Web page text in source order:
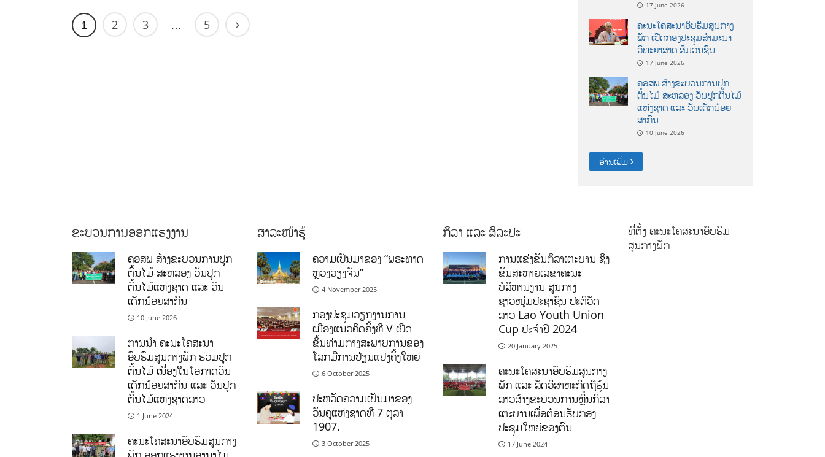
1 2 3 … 5
17 June 2026
ຄະນະໂຄສະນາອົບຮົມສູນກາງ
ພັກ ເປີດກອງປະຊຸມສຳມະນາ
ວິທະຍາສາດ ສຶ່ມວນຊົນ
17 June 2026
ຄອສພ ສ້າງຂະບວນການປູກ
ຕົ້ນໄມ້ ສະຫລອງ ວັນປູກຕົ້ນໄມ້
ແຫ່ງຊາດ ແລະ ວັນເດັກນ້ອຍ
ສາກົນ
10 June 2026
ອ່ານເພີ່ມ
ຂະບວນການອອກແຮງງານ
ຄອສພ ສ້າງຂະບວນການປູກ
ຕົ້ນໄມ້ ສະຫລອງ ວັນປູກ
ຕົ້ນໄມ້ແຫ່ງຊາດ ແລະ ວັນ
ເດັກນ້ອຍສາກົນ
10 June 2026
ການນໍາ ຄະນະໂຄສະນາ
ອົບຮົມສູນກາງພັກ ຮ່ວມປູກ
ຕົ້ນໄມ້ ເນື່ອງໃນໂອກາດວັນ
ເດັກນ້ອຍສາກົນ ແລະ ວັນປູກ
ຕົ້ນໄມ້ແຫ່ງຊາດລາວ
1 June 2024
ຄະນະໂຄສະນາອົບຮົມສູນກາງ
ສາລະໜ້າຮູ້
ຄວາມເປັນມາຂອງ “ພຣະທາດ
ຫຼວງວຽງຈັນ”
4 November 2025
ກອງປະຊຸມວຽກງານການ
ເມືອງແນວຄິດຄັ້ງທີ V ເປີດ
ຂຶ້ນທ່າມກາງສະພາບການຂອງ
ໂລກມີການປ່ຽນແປງຄັ້ງໃຫຍ່
6 October 2025
ປະຫວັດຄວາມເປັນມາຂອງ
ວັນຄູແຫ່ງຊາດທີ 7 ຕຸລາ
1907.
3 October 2025
ກິລາ ແລະ ສິລະປະ
ການແຂ່ງຂັນກິລາເຕະບານ ຊິງ
ຂັນສະຫາຍເລຂາຄະນະ
ບໍລິຫານງານ ສູນກາງ
ຊາວໜຸ່ມປະຊາຊົນ ປະຕິວັດ
ລາວ Lao Youth Union
Cup ປະຈຳປີ 2024
20 January 2025
ຄະນະໂຄສະນາອົບຮົມສູນກາງ
ພັກ ແລະ ລັດວິສາຫະກິດຖືຮຸ້ນ
ລາວສ້າງຂະບວນການຫຼີ້ນກິລາ
ເຕະບານເພື່ອຕ້ອນຮັບກອງ
ປະຊຸມໃຫຍ່ຂອງຕົນ
17 June 2024
ທີ່ຕັ້ງ ຄະນະໂຄສະນາອົບຮົມ
ສູນກາງພັກ